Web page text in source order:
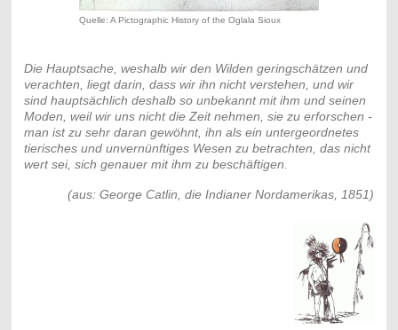
Quelle: A Pictographic History of the Oglala Sioux
Die Hauptsache, weshalb wir den Wilden geringschätzen und
verachten, liegt darin, dass wir ihn nicht verstehen, und wir
sind hauptsächlich deshalb so unbekannt mit ihm und seinen
Moden, weil wir uns nicht die Zeit nehmen, sie zu erforschen -
man ist zu sehr daran gewöhnt, ihn als ein untergeordnetes
tierisches und unvernünftiges Wesen zu betrachten, das nicht
wert sei, sich genauer mit ihm zu beschäftigen.
(aus: George Catlin, die Indianer Nordamerikas, 1851)